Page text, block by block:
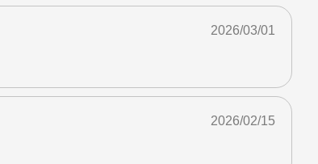
2026/03/01
2026/02/15